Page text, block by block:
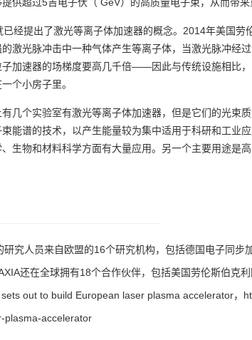
经提出了激光等离子体加速器的概念。2014年美国
激光脉冲击中一种气体产生等离子体，当激光脉冲经
加速器的场梯度要高几千倍——因此与传统设施相比
个小房子里。
几个实验室有激光等离子体加速器，但是它们的光束
能谱的技术，以产生能量较为集中适用于科研和工业
、生物和材料科学方面有大量应用。另一个主
研究人员来自欧盟的16个研究机构，包括德国电子同
还在全球拥有18个合作伙伴，包括美国劳伦斯伯克
out to build European laser plasma accelerator，
plasma-accelerator